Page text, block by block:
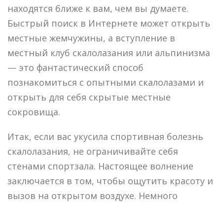
находятся ближе к вам, чем вы думаете.
Быстрый поиск в Интернете может открыть
местные жемчужины, а вступление в
местный клуб скалолазания или альпинизма
— это фантастический способ
познакомиться с опытными скалолазами и
открыть для себя скрытые местные
сокровища.
Итак, если вас укусила спортивная болезнь
скалолазания, не ограничивайте себя
стенами спортзала. Настоящее волнение
заключается в том, чтобы ощутить красоту и
вызов на открытом воздухе. Немного